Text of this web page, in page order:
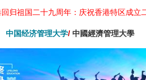
归祖国二十九周年：庆祝香港特区成立
中国经济管理大学/ 中國經濟管理大學